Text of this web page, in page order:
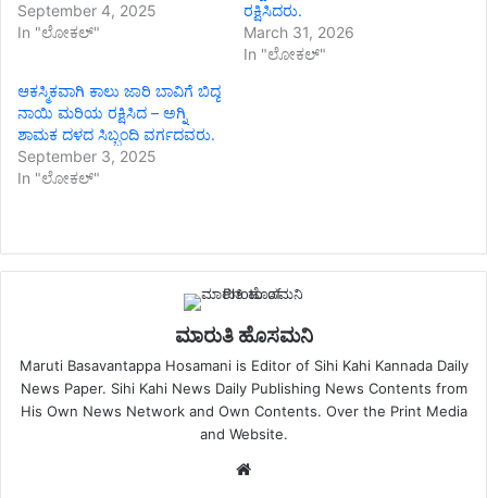
September 4, 2025
In "ಲೋಕಲ್"
ರಕ್ಷಿಸಿದರು.
March 31, 2026
In "ಲೋಕಲ್"
ಆಕಸ್ಮಿಕವಾಗಿ ಕಾಲು ಜಾರಿ ಬಾವಿಗೆ ಬಿದ್ದ
ನಾಯಿ ಮರಿಯ ರಕ್ಷಿಸಿದ – ಅಗ್ನಿ
ಶಾಮಕ ದಳದ ಸಿಬ್ಬಂದಿ ವರ್ಗದವರು.
September 3, 2025
In "ಲೋಕಲ್"
ಮಾರುತಿ ಹೊಸಮನಿ
Maruti Basavantappa Hosamani is Editor of Sihi Kahi Kannada Daily
News Paper. Sihi Kahi News Daily Publishing News Contents from
His Own News Network and Own Contents. Over the Print Media
and Website.
Website